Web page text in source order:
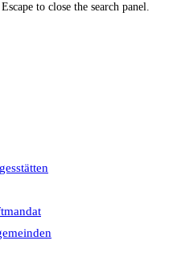
Escape to close the search panel.